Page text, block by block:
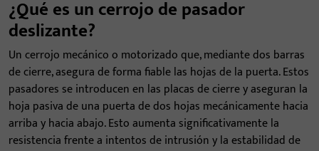
¿Qué es un cerrojo de pasador
deslizante?
Un cerrojo mecánico o motorizado que, mediante dos barras
de cierre, asegura de forma fiable las hojas de la puerta. Estos
pasadores se introducen en las placas de cierre y aseguran la
hoja pasiva de una puerta de dos hojas mecánicamente hacia
arriba y hacia abajo. Esto aumenta significativamente la
resistencia frente a intentos de intrusión y la estabilidad de